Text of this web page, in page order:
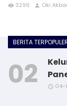
remove_red_eye 3296 person Oki
BERITA
access_time
access_time 04-
access_time
access_time